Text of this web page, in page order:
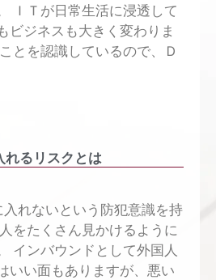
ＩＴが日常生活に浸透して
ビジネスも大きく変わりま
とを認識しているので、Ｄ
れるリスクとは
れないという防犯意識を持
をたくさん見かけるように
インバウンドとして外国人
いい面もありますが、悪い